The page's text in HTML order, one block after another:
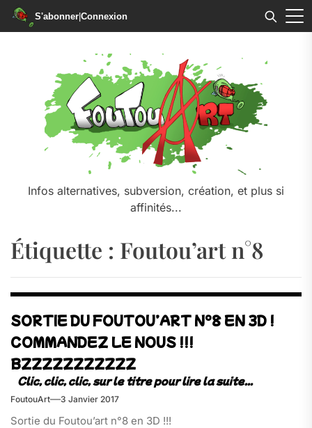
S'abonner|Connexion
Infos alternatives, subversion, création, et plus si
affinités...
Étiquette : Foutou’art n°8
SORTIE DU FOUTOU’ART N°8 EN 3D !
COMMANDEZ LE NOUS !!!
BZZZZZZZZZZZ
FoutouArt 3 Janvier 2017
Sortie du Foutou’art n°8 en 3D !!!